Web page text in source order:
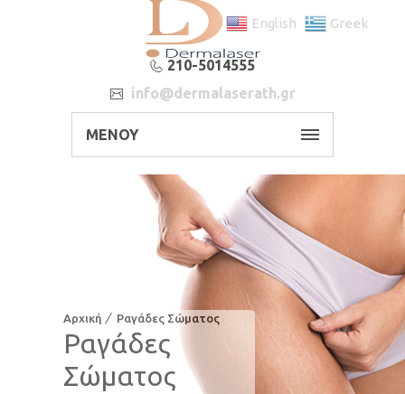
210-5014555
info@dermalaserath.gr
ΜΕΝΟΥ
Αρχική Ραγάδες Σώματος
Ραγάδες
Σώματος
English Greek